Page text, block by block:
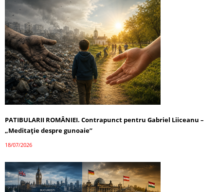
PATIBULARII ROMÂNIEI. Contrapunct pentru Gabriel Liiceanu –
„Meditație despre gunoaie”
18/07/2026